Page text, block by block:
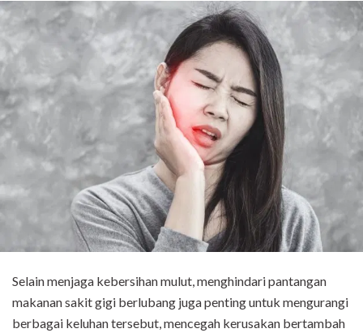
Selain menjaga kebersihan mulut, menghindari pantangan
makanan sakit gigi berlubang juga penting untuk mengurangi
berbagai keluhan tersebut, mencegah kerusakan bertambah